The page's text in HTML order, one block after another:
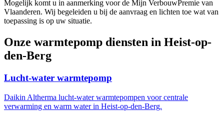
Mogelijk komt u in aanmerking voor de Mijn VerbouwPremie van
Vlaanderen. Wij begeleiden u bij de aanvraag en lichten toe wat van
toepassing is op uw situatie.
Onze warmtepomp diensten in Heist-op-
den-Berg
Lucht-water warmtepomp
Daikin Altherma lucht-water warmtepompen voor centrale
verwarming en warm water in Heist-op-den-Berg.